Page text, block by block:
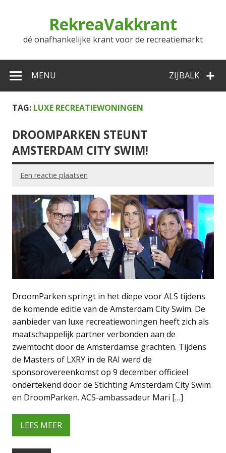
RekreaVakkrant
dé onafhankelijke krant voor de recreatiemarkt
ZIJBALK
MENU
TAG: LUXE RECREATIEWONINGEN
DROOMPARKEN STEUNT
AMSTERDAM CITY SWIM!
Een reactie plaatsen
DroomParken springt in het diepe voor ALS tijdens
de komende editie van de Amsterdam City Swim. De
aanbieder van luxe recreatiewoningen heeft zich als
maatschappelijk partner verbonden aan de
zwemtocht door de Amsterdamse grachten. Tijdens
de Masters of LXRY in de RAI werd de
sponsorovereenkomst op 9 december officieel
ondertekend door de Stichting Amsterdam City Swim
en DroomParken. ACS-ambassadeur Mari […]
LEES MEER